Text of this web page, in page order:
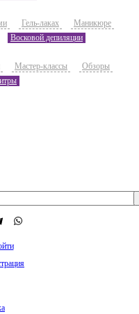
Гель-лаках
Маникюре
Восковой депиляции
Мастер-классы
Обзоры